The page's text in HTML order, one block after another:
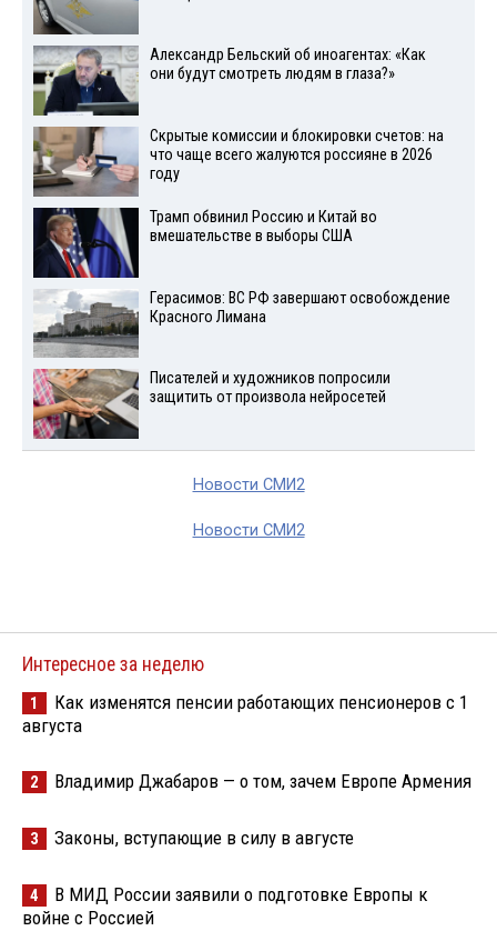
Александр Бельский об иноагентах: «Как
они будут смотреть людям в глаза?»
Скрытые комиссии и блокировки счетов: на
что чаще всего жалуются россияне в 2026
году
Трамп обвинил Россию и Китай во
вмешательстве в выборы США
Герасимов: ВС РФ завершают освобождение
Красного Лимана
Писателей и художников попросили
защитить от произвола нейросетей
Новости СМИ2
Новости СМИ2
Интересное за неделю
1
Как изменятся пенсии работающих пенсионеров с 1
августа
2 Владимир Джабаров — о том, зачем Европе Армения
3 Законы, вступающие в силу в августе
4
В МИД России заявили о подготовке Европы к
войне с Россией